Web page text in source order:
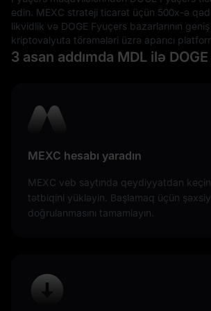
simvoluna çevrilib.
edin. MEXC strateji ticarət üçün 500x-ə
likvidlik və DOGE Fyuçers bazarlarının
kriptovalyuta törəmələri üzrə aparıcı
3 asan addımda MDL ilə DOGE
MEXC hesabı yaradın
MEXC veb saytında qeydiyyatdan
tətbiqini yükləyin. Başlamaq üçün
doğrulanmasını tamamlayın.